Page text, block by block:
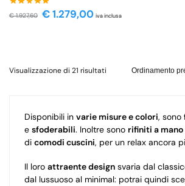
€1.927,60 €1.279,00 iva inclusa
Visualizzazione di 21 risultati
Disponibili in varie misure e colori, sono
e sfoderabili. Inoltre sono rifiniti a mano
di comodi cuscini, per un relax ancora
Il loro attraente design svaria dal
dal lussuoso al minimal: potrai quindi